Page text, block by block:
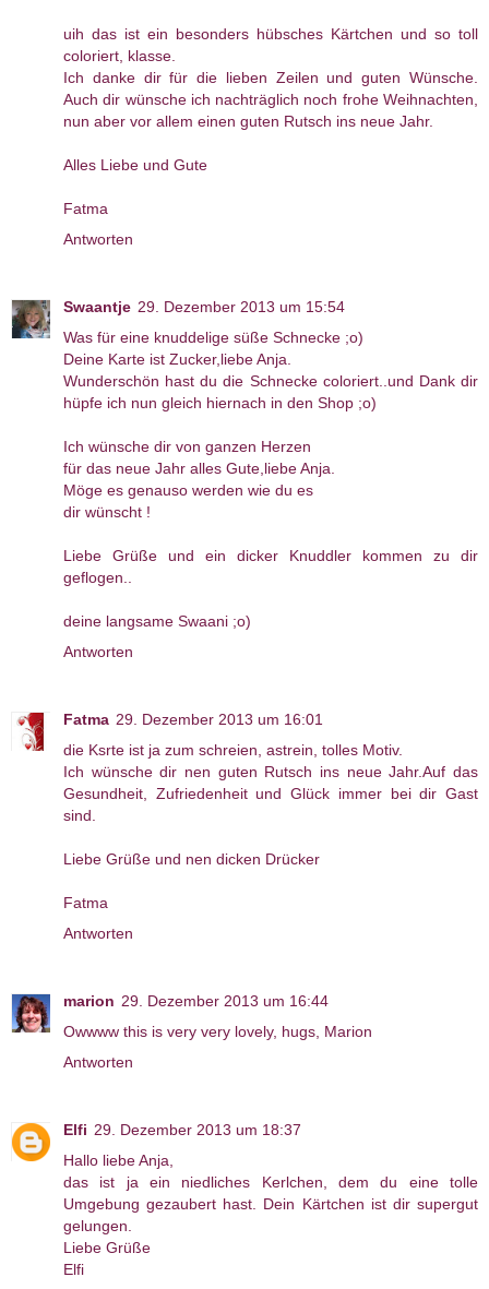
uih das ist ein besonders hübsches Kärtchen und so toll
coloriert, klasse.
Ich danke dir für die lieben Zeilen und guten Wünsche.
Auch dir wünsche ich nachträglich noch frohe Weihnachten,
nun aber vor allem einen guten Rutsch ins neue Jahr.
Alles Liebe und Gute
Fatma
Antworten
Swaantje 29. Dezember 2013 um 15:54
Was für eine knuddelige süße Schnecke ;o)
Deine Karte ist Zucker,liebe Anja.
Wunderschön hast du die Schnecke coloriert..und Dank dir
hüpfe ich nun gleich hiernach in den Shop ;o)
Ich wünsche dir von ganzen Herzen
für das neue Jahr alles Gute,liebe Anja.
Möge es genauso werden wie du es
dir wünscht !
Liebe Grüße und ein dicker Knuddler kommen zu dir
geflogen..
deine langsame Swaani ;o)
Antworten
Fatma 29. Dezember 2013 um 16:01
die Ksrte ist ja zum schreien, astrein, tolles Motiv.
Ich wünsche dir nen guten Rutsch ins neue Jahr.Auf das
Gesundheit, Zufriedenheit und Glück immer bei dir Gast
sind.
Liebe Grüße und nen dicken Drücker
Fatma
Antworten
marion 29. Dezember 2013 um 16:44
Owwww this is very very lovely, hugs, Marion
Antworten
Elfi 29. Dezember 2013 um 18:37
Hallo liebe Anja,
das ist ja ein niedliches Kerlchen, dem du eine tolle
Umgebung gezaubert hast. Dein Kärtchen ist dir supergut
gelungen.
Liebe Grüße
Elfi